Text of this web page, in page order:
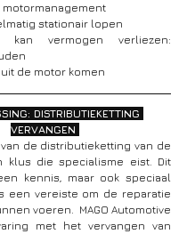
stationair lopen
vermogen verliezen:
uit de motor komen
VERVANGEN
de distributieketting van de
klus die specialisme eist. Dit
kennis, maar ook speciaal
een vereiste om de reparatie
voeren.  MAGO Automotive
met het vervangen van